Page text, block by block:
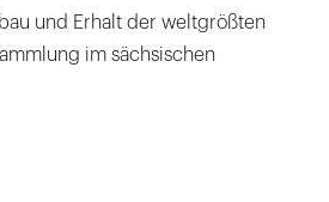
und Erhalt der weltgrößten
im sächsischen